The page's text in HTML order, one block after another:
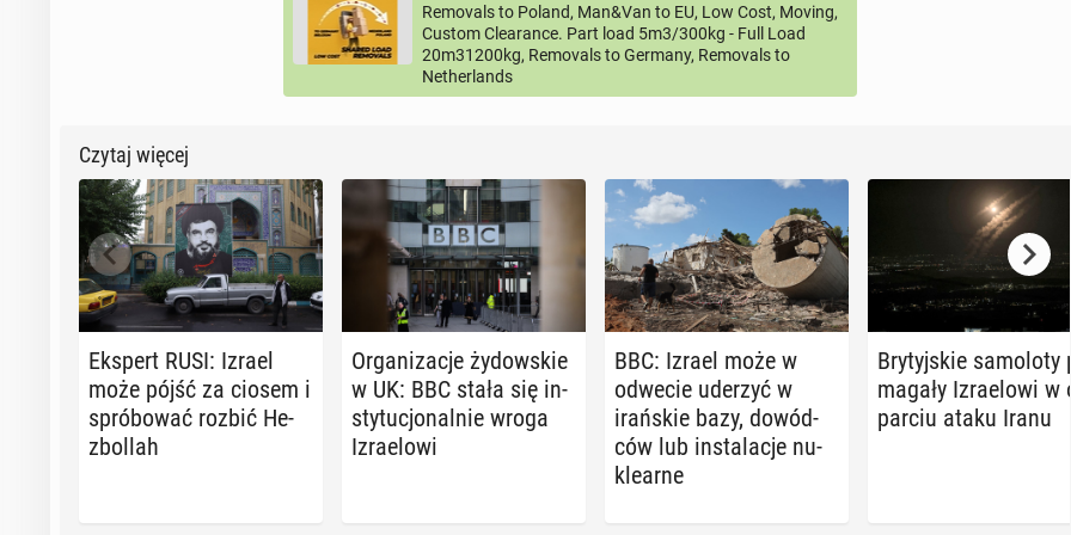
Removals to Poland, Man&Van to EU, Low Cost, Moving,
Custom Clearance. Part load 5m3/300kg - Full Load
20m31200kg, Removals to Germany, Removals to
Netherlands
Czytaj więcej
Ekspert RUSI: Izrael
może pójść za ciosem i
spró­bo­wać rozbić He­
zbol­lah
Or­ga­ni­za­cje ży­dow­skie
w UK: BBC stała się in­
sty­tu­cjo­nal­nie wroga
Izra­elo­wi
BBC: Izrael może w
odwecie uderzyć w
irań­skie bazy, do­wód­
ców lub in­sta­la­cje nu­
kle­ar­ne
Bry­tyj­skie sa­mo­lo­ty
ma­ga­ły Izra­elo­wi w
par­ciu ataku Iranu